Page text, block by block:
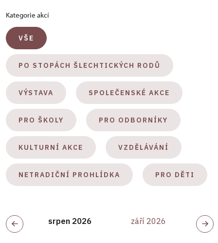
Kategorie akcí
VŠE
PO STOPÁCH ŠLECHTICKÝCH RODŮ
VÝSTAVA SPOLEČENSKÉ AKCE
PRO ŠKOLY PRO ODBORNÍKY
KULTURNÍ AKCE VZDĚLÁVÁNÍ
NETRADIČNÍ PROHLÍDKA PRO DĚTI
srpen 2026 září 2026